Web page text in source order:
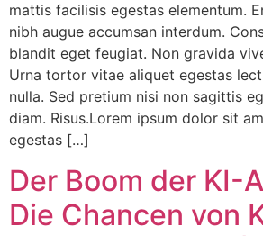
mattis facilisis egestas elementum.
nibh augue accumsan interdum.
blandit eget feugiat. Non gravida
Urna tortor vitae aliquet egestas
nulla. Sed pretium nisi non sagittis
diam. Risus.Lorem ipsum dolor sit
egestas […]
Der Boom der KI-
Die Chancen von